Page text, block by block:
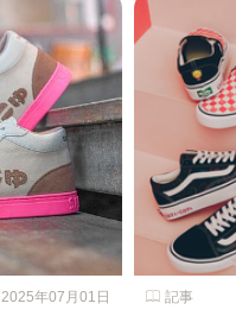
2025年07月01日 記事